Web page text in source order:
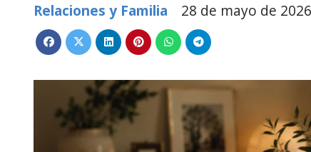
Relaciones y Familia
28 de mayo de 2026